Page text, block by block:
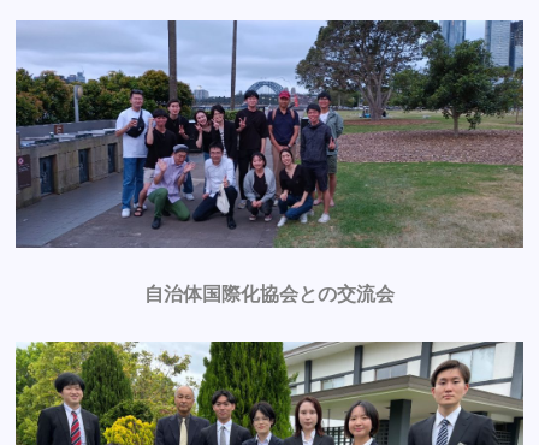
自治体国際化協会との交流会